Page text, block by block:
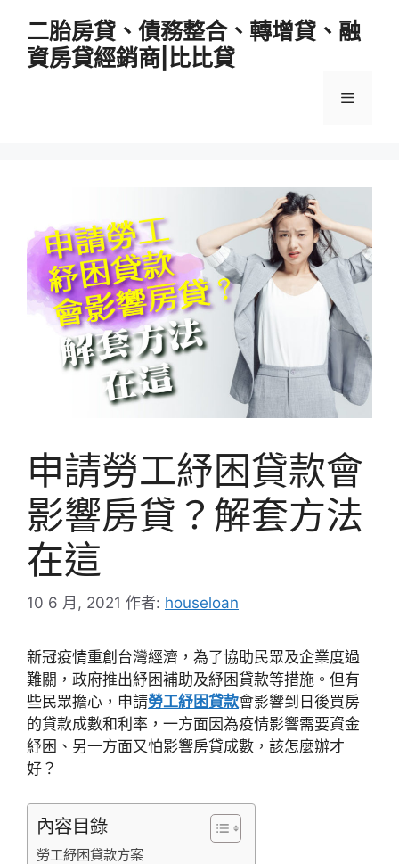
二胎房貸、債務整合、轉增貸、融
資房貸經銷商|比比貸
選
申請勞工紓困貸款會
影響房貸？解套方法
在這
10 6 月, 2021 作者: houseloan
新冠疫情重創台灣經濟，為了協助民眾及企業度過
難關，政府推出紓困補助及紓困貸款等措施。但有
些民眾擔心，申請勞工紓困貸款會影響到日後買房
的貸款成數和利率，一方面因為疫情影響需要資金
紓困、另一方面又怕影響房貸成數，該怎麼辦才
好？
內容目錄
勞工紓困貸款方案